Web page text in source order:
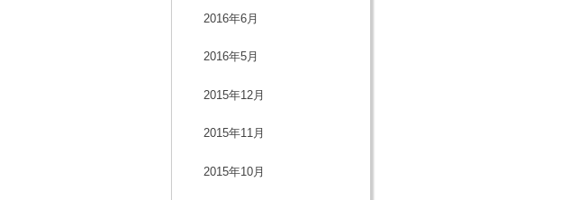
2016年6月
2016年5月
2015年12月
2015年11月
2015年10月